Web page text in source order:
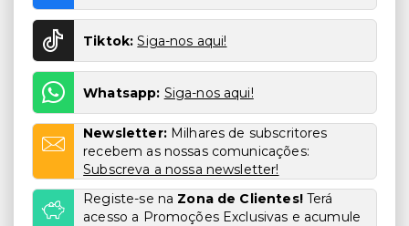
Tiktok: Siga-nos aqui!
Whatsapp: Siga-nos aqui!
Newsletter: Milhares de subscritores
recebem as nossas comunicações:
Subscreva a nossa newsletter!
Registe-se na Zona de Clientes!Terá
acesso a Promoções Exclusivas e acumule